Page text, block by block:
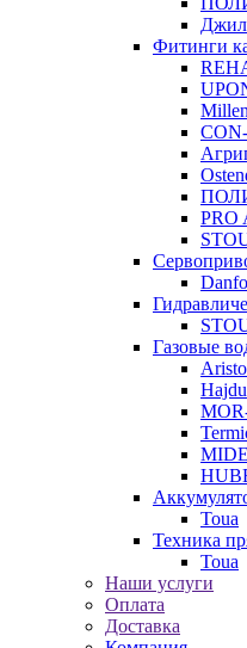
Фитинги
PRO
Газовые
Hajdu
Toua
Техника
Toua
Наши услуги
Оплата
Доставка